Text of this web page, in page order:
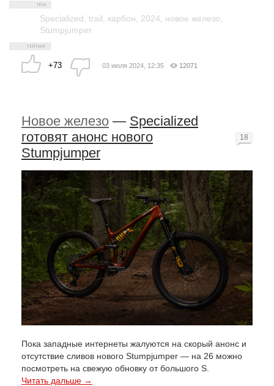
Specialized, trail, карбон, 2024, новое железо,
Stumpjumper
+73 03 июля 2024, 12:35 12071
Новое железо — Specialized
готовят анонс нового
Stumpjumper
Пока западные интернеты жалуются на скорый анонс и
отсутствие сливов нового Stumpjumper — на 26 можно
посмотреть на свежую обновку от большого S.
Читать дальше →
18